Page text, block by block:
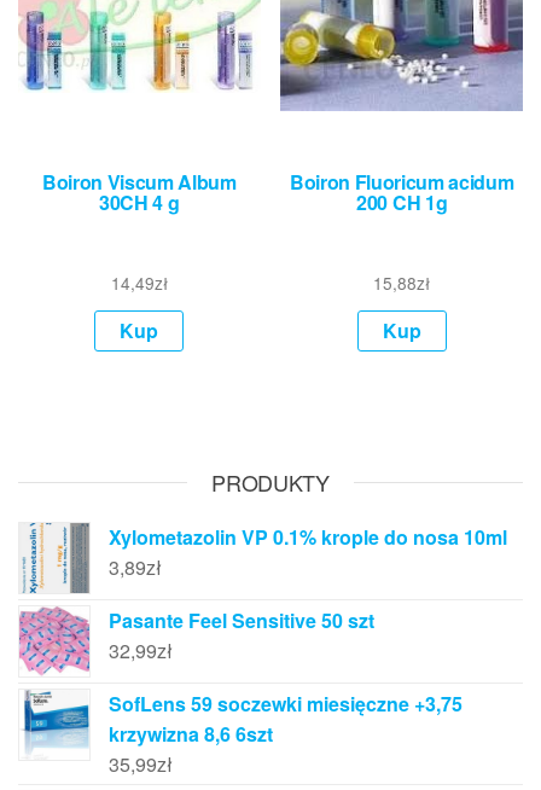
Boiron Viscum Album
30CH 4 g
14,49zł
Kup
Boiron Fluoricum acidum
200 CH 1g
15,88zł
Kup
PRODUKTY
Xylometazolin VP 0.1% krople do nosa 10ml
3,89zł
Pasante Feel Sensitive 50 szt
32,99zł
SofLens 59 soczewki miesięczne +3,75
krzywizna 8,6 6szt
35,99zł